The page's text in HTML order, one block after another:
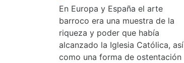
En Europa y España el arte
barroco era una muestra de la
riqueza y poder que había
alcanzado la Iglesia Católica, así
como una forma de ostentación